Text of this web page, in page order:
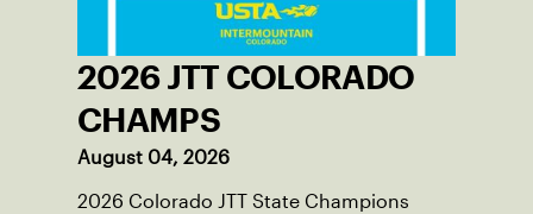
2026 JTT COLORADO
CHAMPS
August 04, 2026
2026 Colorado JTT State Champions